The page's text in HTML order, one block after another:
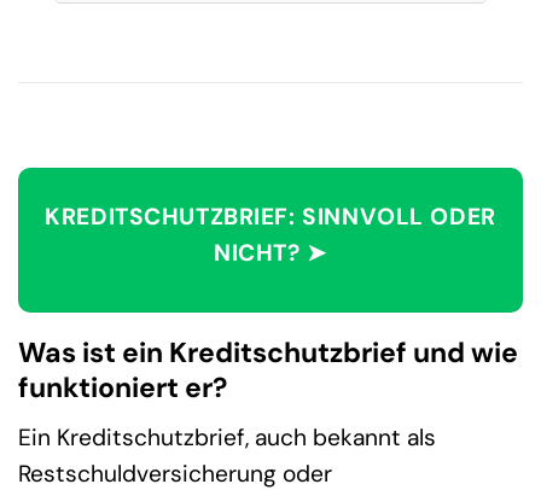
KREDITSCHUTZBRIEF: SINNVOLL ODER
NICHT? ➤
Was ist ein Kreditschutzbrief und wie
funktioniert er?
Ein Kreditschutzbrief, auch bekannt als
Restschuldversicherung oder